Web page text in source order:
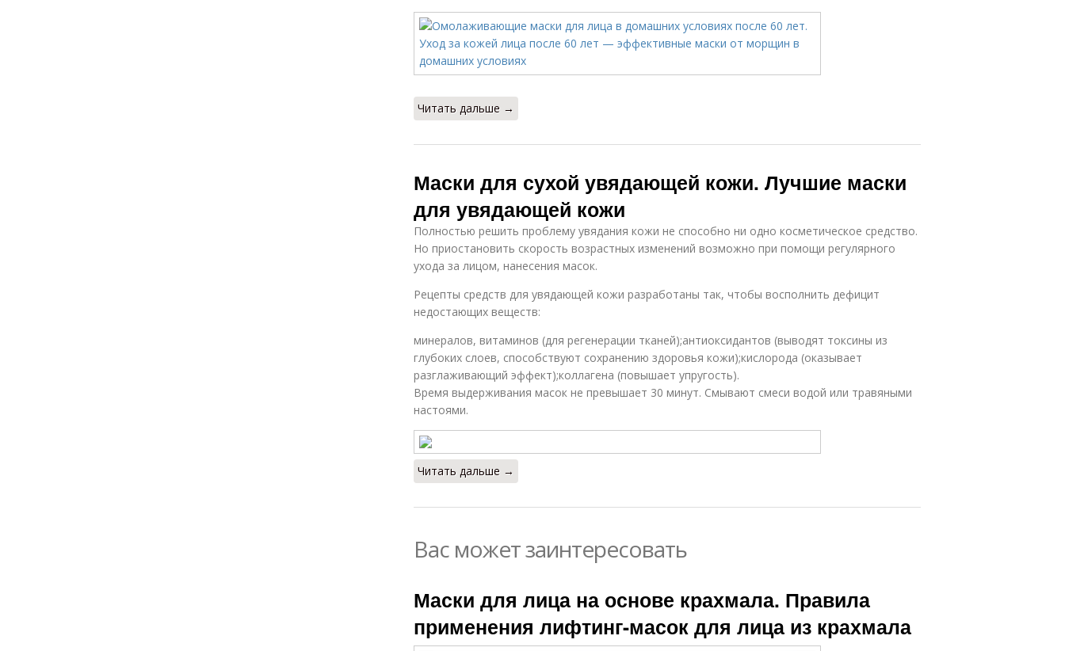
Читать дальше →
Маски для сухой увядающей кожи. Лучшие маски
для увядающей кожи
Полностью решить проблему увядания кожи не способно ни одно косметическое средство.
Но приостановить скорость возрастных изменений возможно при помощи регулярного
ухода за лицом, нанесения масок.
Рецепты средств для увядающей кожи разработаны так, чтобы восполнить дефицит
недостающих веществ:
минералов, витаминов (для регенерации тканей);антиоксидантов (выводят токсины из
глубоких слоев, способствуют сохранению здоровья кожи);кислорода (оказывает
разглаживающий эффект);коллагена (повышает упругость).
Время выдерживания масок не превышает 30 минут. Смывают смеси водой или травяными
настоями.
Читать дальше →
Вас может заинтересовать
Маски для лица на основе крахмала. Правила
применения лифтинг-масок для лица из крахмала